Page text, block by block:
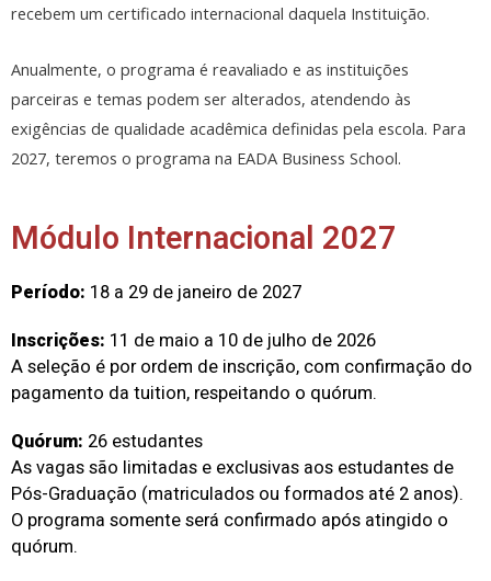
recebem um certificado internacional daquela Instituição.
Anualmente, o programa é reavaliado e as instituições
parceiras e temas podem ser alterados, atendendo às
exigências de qualidade acadêmica definidas pela escola. Para
2027, teremos o programa na EADA Business School.
Módulo Internacional 2027
Período: 18 a 29 de janeiro de 2027
Inscrições: 11 de maio a 10 de julho de 2026
A seleção é por ordem de inscrição, com confirmação do
pagamento da tuition, respeitando o quórum.
Quórum: 26 estudantes
As vagas são limitadas e exclusivas aos estudantes de
Pós-Graduação (matriculados ou formados até 2 anos).
O programa somente será confirmado após atingido o
quórum.